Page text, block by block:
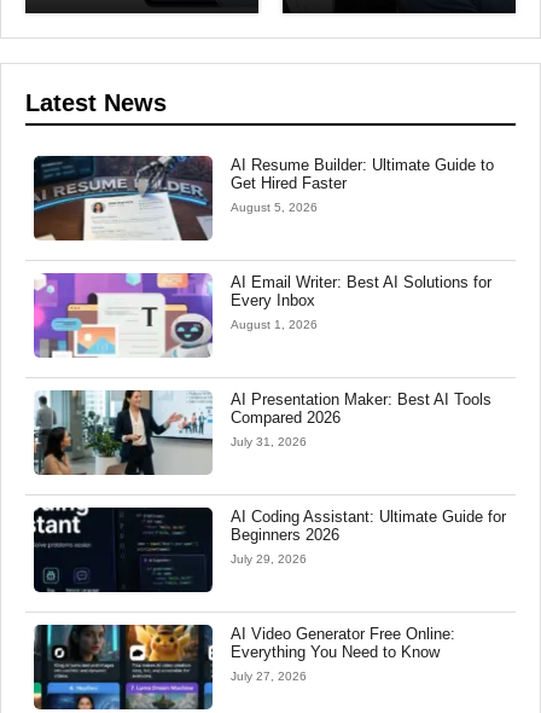
Latest News
AI Resume Builder: Ultimate Guide to
Get Hired Faster
August 5, 2026
AI Email Writer: Best AI Solutions for
Every Inbox
August 1, 2026
AI Presentation Maker: Best AI Tools
Compared 2026
July 31, 2026
AI Coding Assistant: Ultimate Guide for
Beginners 2026
July 29, 2026
AI Video Generator Free Online:
Everything You Need to Know
July 27, 2026